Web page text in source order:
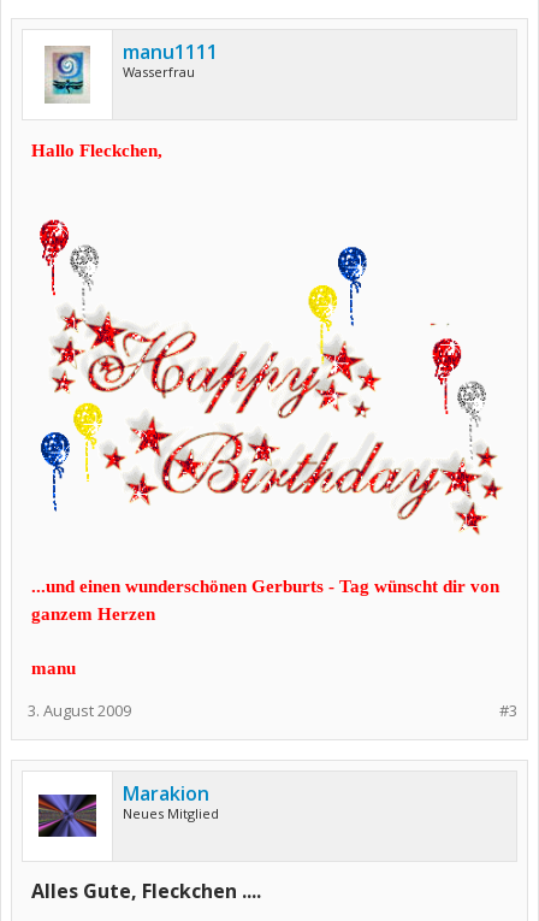
manu1111
Wasserfrau
Hallo Fleckchen,
...und einen wunderschönen Gerburts - Tag wünscht dir von
ganzem Herzen
manu
#3
3. August 2009
Marakion
Neues Mitglied
Alles Gute, Fleckchen ....